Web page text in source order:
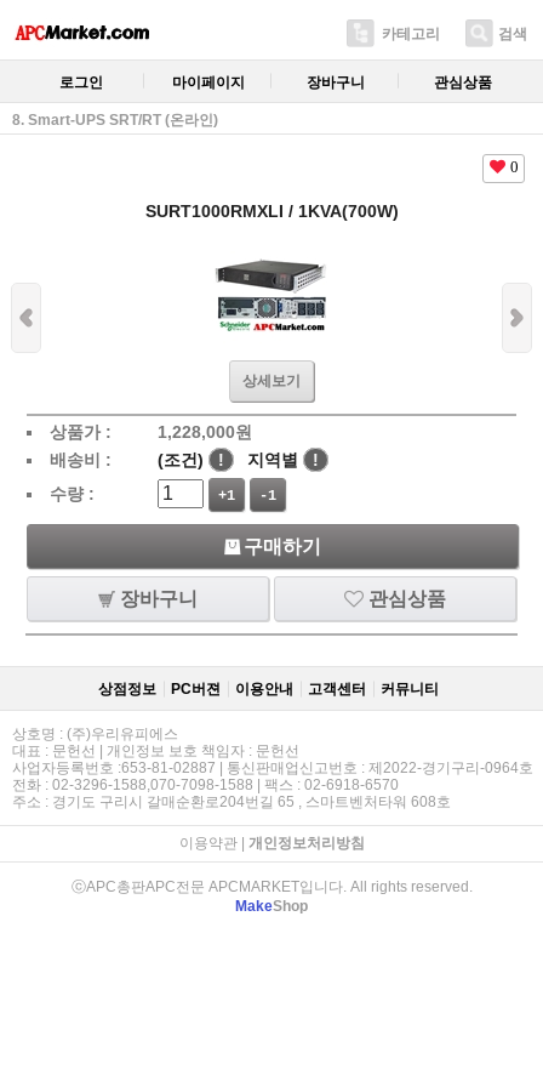
카테고리 검색
로그인 마이페이지 장바구니 관심상품
8. Smart-UPS SRT/RT (온라인)
0
SURT1000RMXLI / 1KVA(700W)
상세보기
상품가 : 1,228,000원
배송비 :
(조건) ! 지역별
!
수량 :
+1 -1
구매하기
장바구니 관심상품
상점정보 PC버젼 이용안내 고객센터 커뮤니티
상호명 : (주)우리유피에스
대표 : 문헌선 | 개인정보 보호 책임자 : 문헌선
사업자등록번호 :653-81-02887 | 통신판매업신고번호 : 제2022-경기구리-0964호
전화 : 02-3296-1588,070-7098-1588 | 팩스 : 02-6918-6570
주소 : 경기도 구리시 갈매순환로204번길 65 , 스마트벤처타워 608호
이용약관| 개인정보처리방침
ⓒAPC총판APC전문 APCMARKET입니다. All rights reserved.
MakeShop